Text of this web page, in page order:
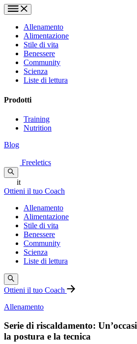
Allenamento
Alimentazione
Stile di vita
Benessere
Community
Scienza
Liste di lettura
Prodotti
Training
Nutrition
Blog
Freeletics
it
Ottieni il tuo Coach
Allenamento
Alimentazione
Stile di vita
Benessere
Community
Scienza
Liste di lettura
Ottieni il tuo Coach
Allenamento
Serie di riscaldamento:
la postura e la tecnica